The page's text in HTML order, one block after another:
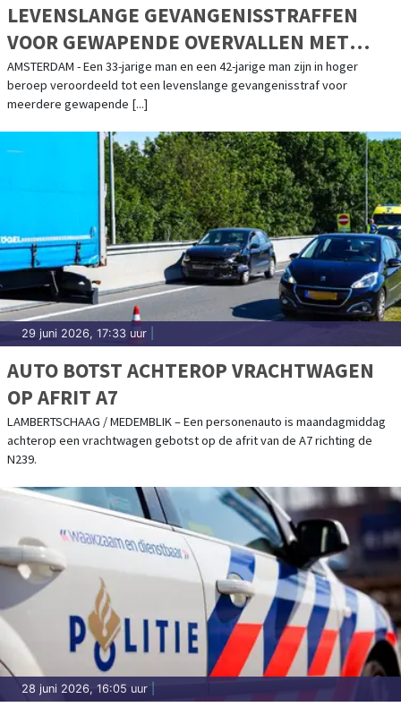
LEVENSLANGE GEVANGENISSTRAFFEN
VOOR GEWAPENDE OVERVALLEN MET
DODELIJK SLACHTOFFER IN WEST-
FRIESLAND
AMSTERDAM - Een 33-jarige man en een 42-jarige man zijn in hoger
beroep veroordeeld tot een levenslange gevangenisstraf voor
meerdere gewapende [...]
29 juni 2026, 17:33 uur
AUTO BOTST ACHTEROP VRACHTWAGEN
OP AFRIT A7
LAMBERTSCHAAG / MEDEMBLIK – Een personenauto is maandagmiddag
achterop een vrachtwagen gebotst op de afrit van de A7 richting de
N239.
28 juni 2026, 16:05 uur